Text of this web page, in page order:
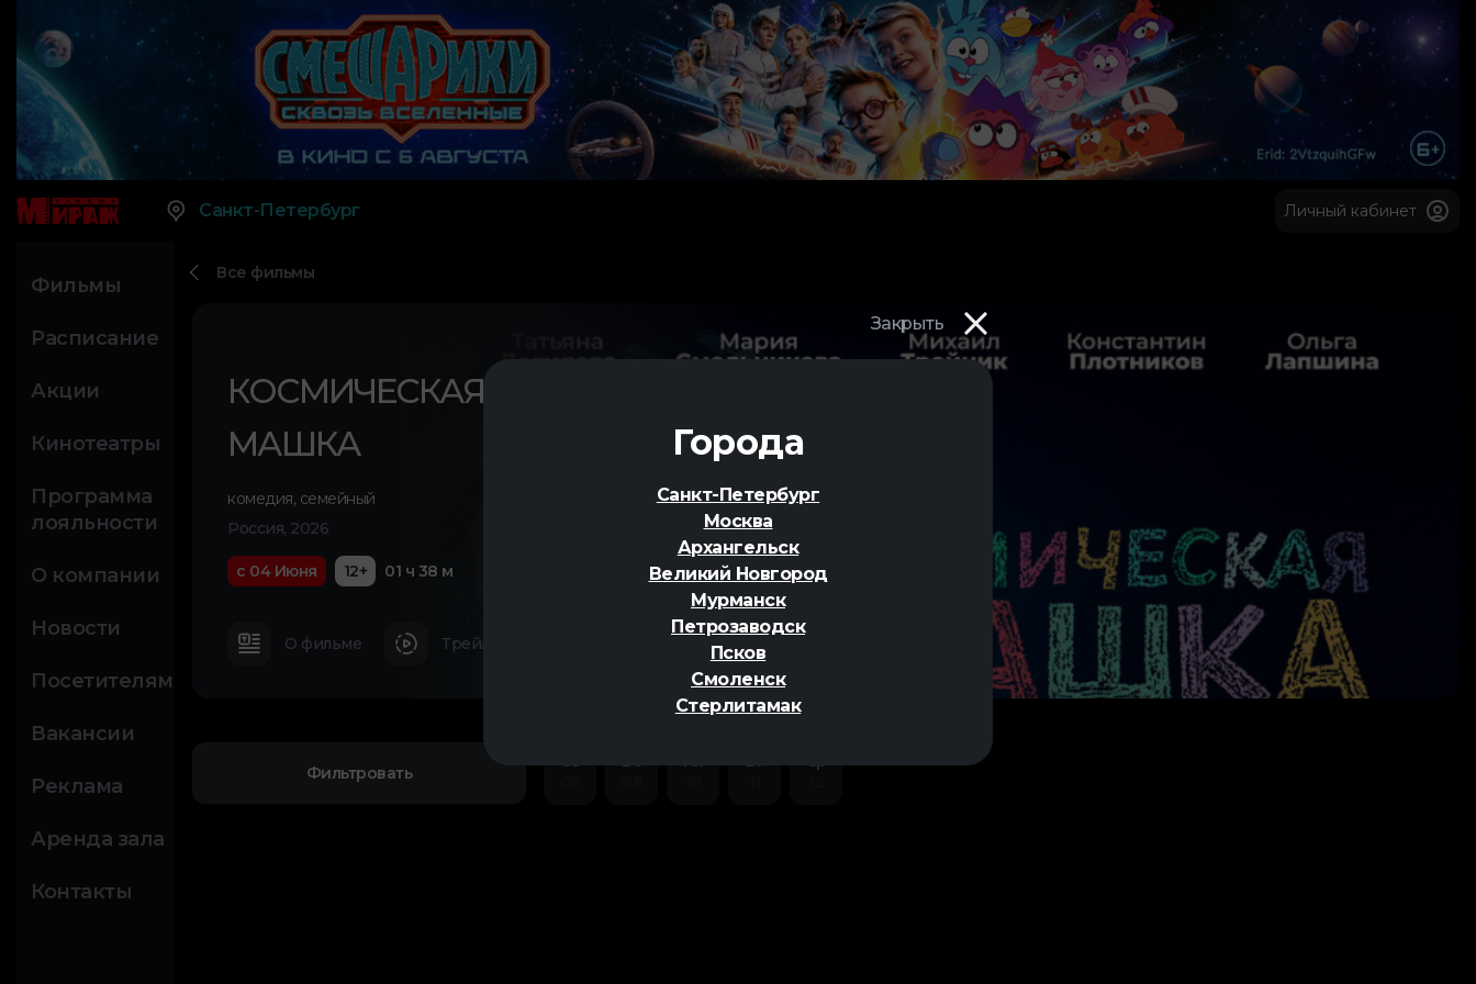
Закрыть
Города
Санкт-Петербург
Москва
Архангельск
Великий Новгород
Мурманск
Петрозаводск
Псков
Смоленск
Стерлитамак
Санкт-Петербург Личный кабинет
Фильмы
Расписание
Акции
Кинотеатры
Программа
лояльности
О компании
Новости
Посетителям
Вакансии
Реклама
Аренда зала
Контакты
Все фильмы
КОСМИЧЕСКАЯ
МАШКА
комедия,семейный
Россия, 2026
с 04 Июня 12+ 01 ч 38 м
О фильме Трейлер
Фильтровать
Сб
Вс
Пн
Вт
Ср